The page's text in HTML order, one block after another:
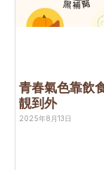
青春氣色靠飲
靚到外
2025年8月13日